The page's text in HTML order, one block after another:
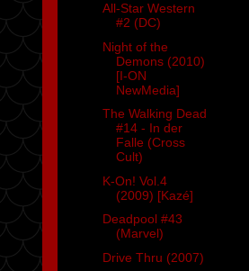
All-Star Western
#2 (DC)
Night of the
Demons (2010)
[I-ON
NewMedia]
The Walking Dead
#14 - In der
Falle (Cross
Cult)
K-On! Vol.4
(2009) [Kazé]
Deadpool #43
(Marvel)
Drive Thru (2007)